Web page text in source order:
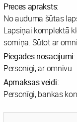
Preces apraksts:
No auduma šūtas
Lapsiņai komplektā
somiņa. Sūtot ar
Piegādes nosacījumi:
Personīgi, ar omnivu
Apmaksas veidi:
Personīgi, bankas